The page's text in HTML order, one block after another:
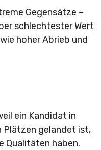
Gegensätze –
schlechtester Wert
hoher Abrieb und
ein Kandidat in
Plätzen gelandet ist,
Qualitäten haben.